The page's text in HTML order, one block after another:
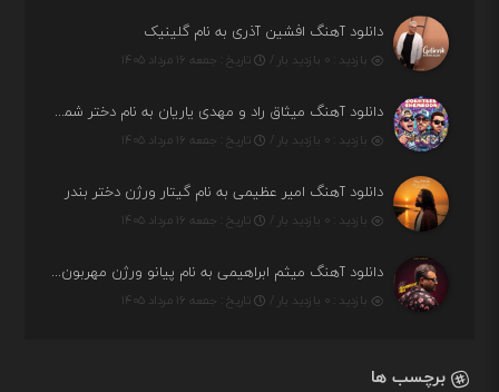
دانلود آهنگ افشین آذری به نام گلینیک
بازدید : ۰ بازدید بار / تاریخ : جمعه ۱۶ مرداد ۱۴۰۵
دانلود آهنگ میثاق راد و مهدی یاریان به نام دختر شمرون
بازدید : ۰ بازدید بار / تاریخ : جمعه ۱۶ مرداد ۱۴۰۵
دانلود آهنگ امیر عظیمی به نام گیتار ورژن دختر بندر
بازدید : ۰ بازدید بار / تاریخ : جمعه ۱۶ مرداد ۱۴۰۵
دانلود آهنگ میثم ابراهیمی به نام پیانو ورژن مهربون من
بازدید : ۰ بازدید بار / تاریخ : جمعه ۱۶ مرداد ۱۴۰۵
برچسب ها